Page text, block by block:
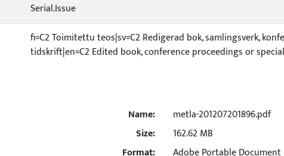
Serial.Issue
fi=C2 Toimitettu teos|sv=C2 Redigerad bok, samlingsverk,
tidskrift|en=C2 Edited book, conference proceedings or
Name:
metla-201207201896.pdf
Size:
162.62 MB
Format:
Adobe Portable